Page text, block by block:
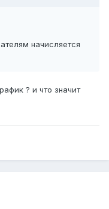
начисляется
? и что значит